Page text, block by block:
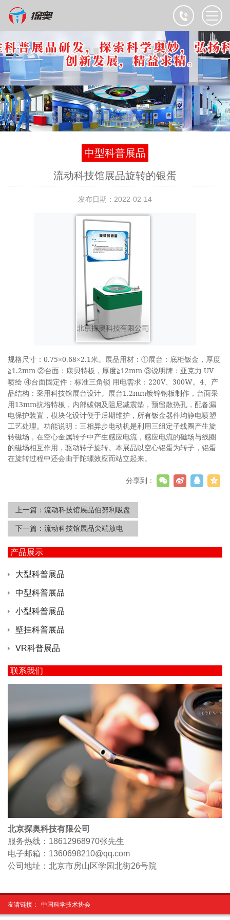
产品展示
大型科普展品
中型科普展品
小型科普展品
壁挂科普展品
VR科普展品
联系我们
北京探奥科技有限公司
服务热线：18612968970张先生
电子邮箱：1360698210@qq.com
公司地址：北京市房山区学园北街26号院
中型科普展品
流动科技馆展品旋转的银蛋
发布日期：2022-02-14
规格尺寸： 0.75×0.68×2.1米。展品用材：①展台：底柜钣金，厚度
≧ 1.2mm ②台面：康贝特板，厚度≧ 12mm ③说明牌：亚克力 UV
喷绘 ④台面固定件：标准三角锁 用电需求： 220V、 300W。 4、产
品结构：采用科技馆展台设计。展台1.2mm镀锌钢板制作，台面采
用 13mm抗培特板，内部碳钢及阻尼减震垫，预留散热孔，配备漏
电保护装置，模块化设计便于后期维护，所有钣金器件均静电喷塑
工艺处理。功能说明：三相异步电动机是利用三组定子线圈产生旋
转磁场，在空心金属转子中产生感应电流，感应电流的磁场与线圈
的磁场相互作用，驱动转子旋转。本展品以空心铝蛋为转子，铝蛋
在旋转过程中还会由于陀螺效应而站立起来。
分享到：
上一篇： 流动科技馆展品伯努利吸盘
下一篇： 流动科技馆展品尖端放电
友请链接： 中国科学技术协会